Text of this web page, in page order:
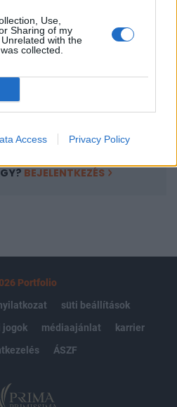
Use,
Sharing of my
with the
collected.
Access Privacy Policy
tartalmazza:
2 év napon belüli
BEJELENTKEZÉS
Portfolio
süti beállítások
jogok médiaajánlat
karrier
ÁSZF